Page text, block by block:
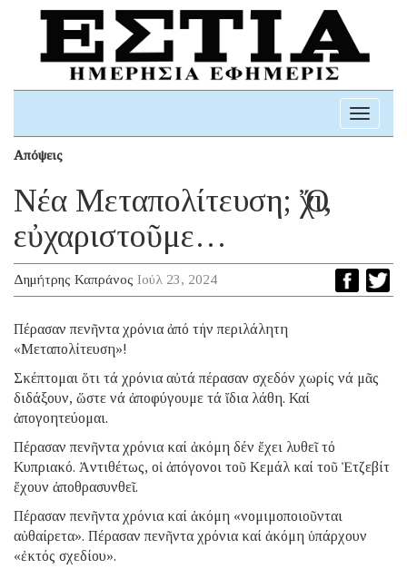
Toggle
Απόψεις
Νέα Μεταπολίτευση; Ὄχι,
εὐχαριστοῦμε…
Δημήτρης Καπράνος Ιούλ 23, 2024
Πέρασαν πενῆντα χρόνια ἀπό τήν περιλάλητη
«Μεταπολίτευση»!
Σκέπτομαι ὅτι τά χρόνια αὐτά πέρασαν σχεδόν χωρίς νά μᾶς
διδάξουν, ὥστε νά ἀποφύγουμε τά ἴδια λάθη. Καί
ἀπογοητεύομαι.
Πέρασαν πενῆντα χρόνια καί ἀκόμη δέν ἔχει λυθεῖ τό
Κυπριακό. Ἀντιθέτως, οἱ ἀπόγονοι τοῦ Κεμάλ καί τοῦ Ἐτζεβίτ
ἔχουν ἀποθρασυνθεῖ.
Πέρασαν πενῆντα χρόνια καί ἀκόμη «νομιμοποιοῦνται
αὐθαίρετα». Πέρασαν πενῆντα χρόνια καί ἀκόμη ὑπάρχουν
«ἐκτός σχεδίου».